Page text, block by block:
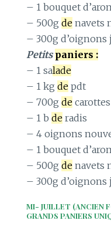
– 1 bouquet
– 500gde navets
– 300g d’oignons
Petits paniers :
– 1 salade
– 1 kgde pdt
– 700gde carottes
– 1 bde radis
– 4 oignons
– 1 bouquet
– 500gde navets
– 300g d’oignons
MI- JUILLET (ANCIEN
GRANDS PANIERS